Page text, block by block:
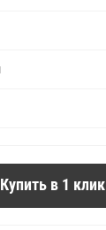
Купить в 1 клик